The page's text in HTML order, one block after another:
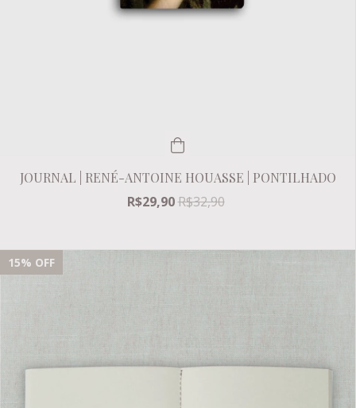
JOURNAL | RENÉ-ANTOINE HOUASSE | PONTILHADO
R$29,90R$32,90
15% OFF